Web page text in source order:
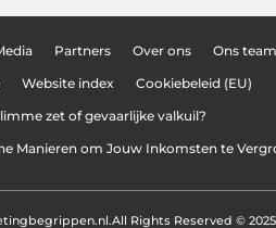
Partners Over ons Ons team
Website index Cookiebeleid (EU)
zet of gevaarlijke valkuil?
Manieren om Jouw Inkomsten te
All Rights Reserved © 2025